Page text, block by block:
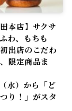
田本店】サクサ
わ、もちも
出店のこだわ
限定商品ま
水）から「ど
り！」がスタ